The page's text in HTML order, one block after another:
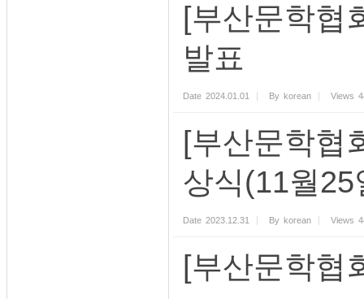
[부산문학협
발표
Date 2024.01.01 By korean Views
[부산문학협
상식(11월
Date 2023.12.31 By korean Views
[부산문학협